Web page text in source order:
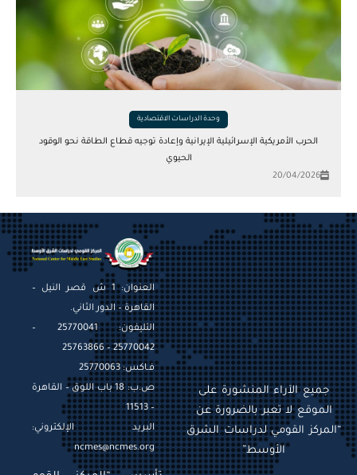
وحدة الدراسات الاقتصادية
الحرب الأمريكية الإسرائيلية الإيرانية وإعادة توجيه قطاع الطاقة نحو الوقود
الحيوي
20/04/2026
العنوان: 1 ش قصر النيل –
القاهرة – الدور الثاني.
التليفون: 25770041 –
25770042 – 25763866
فـاكس: 25770063
ص.ب: 18 باب اللوق – القاهرة
– 11513
البريد الإلكتروني:
ncmes@ncmes.org
جميع الآراء المنشورة على
الموقع لا تعبر بالضرورة عن
“المركز القومي لدراسات الشرق
الأوسط”